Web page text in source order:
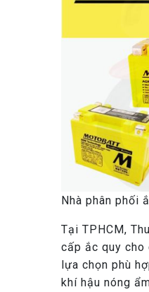
Nhà phân phối
Tại TPHCM,
cấp ắc quy cho
lựa chọn phù
khí hậu nóng